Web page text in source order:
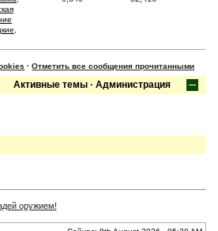
·Отметить все сообщения прочитанными
Активные темы · Администрация